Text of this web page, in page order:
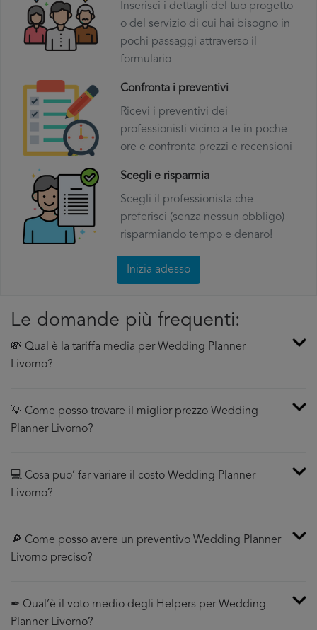
Inserisci i dettagli del tuo progetto
o del servizio di cui hai bisogno in
pochi passaggi attraverso il
formulario
Confronta i preventivi
Ricevi i preventivi dei
professionisti vicino a te in poche
ore e confronta prezzi e recensioni
Scegli e risparmia
Scegli il professionista che
preferisci (senza nessun obbligo)
risparmiando tempo e denaro!
Inizia adesso
Le domande più frequenti:
💸 Qual è la tariffa media per Wedding Planner
Livorno?
💡 Come posso trovare il miglior prezzo Wedding
Planner Livorno?
💻 Cosa puo’ far variare il costo Wedding Planner
Livorno?
🔎 Come posso avere un preventivo Wedding Planner
Livorno preciso?
✒ Qual’è il voto medio degli Helpers per Wedding
Planner Livorno?